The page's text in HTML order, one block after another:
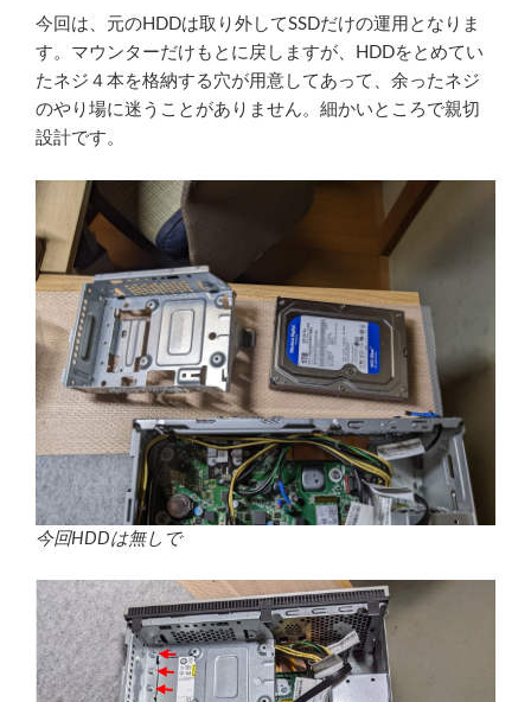
今回は、元のHDDは取り外してSSDだけの運用となりま
す。マウンターだけもとに戻しますが、HDDをとめてい
たネジ４本を格納する穴が用意してあって、余ったネジ
のやり場に迷うことがありません。細かいところで親切
設計です。
今回HDDは無しで